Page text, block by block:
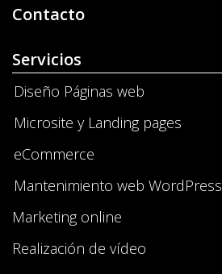
Contacto
Servicios
Diseño Páginas web
Microsite y Landing pages
eCommerce
Mantenimiento web WordPress
Marketing online
Realización de vídeo